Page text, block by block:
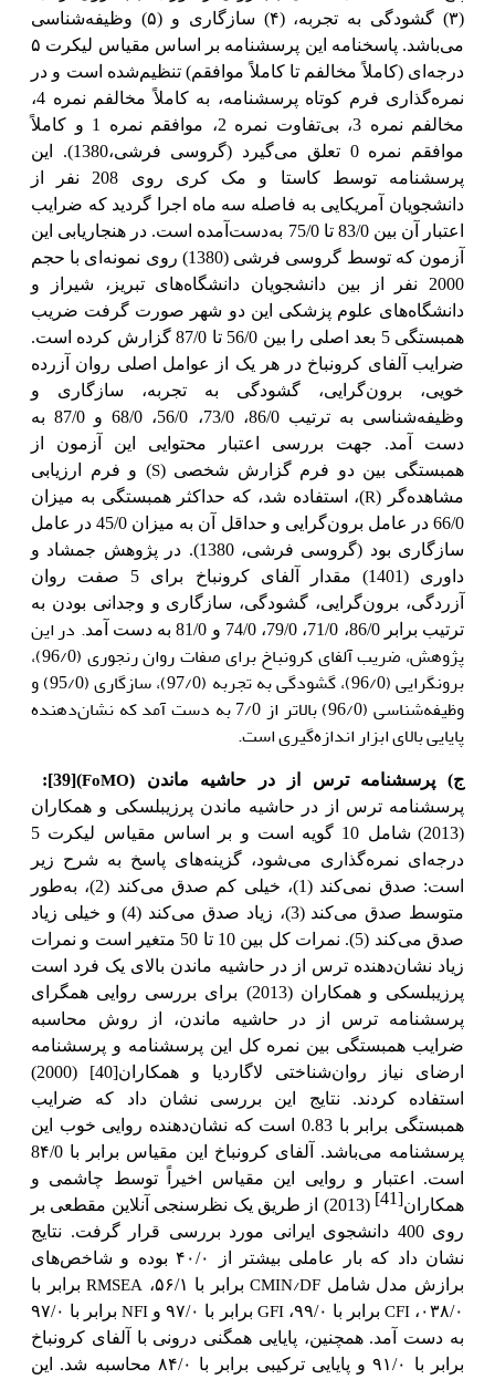
(۳) گشودگی به تجربه، (۴) سازگاری و (۵) وظیفه‌شناسی
می‌باشد. پاسخنامه
این پرسشنامه بر اساس مقیاس لیکرت ۵
درجه‌ای (کاملاً مخالفم تا کاملاً موافقم) تنظیم‌شده است و در
نمره‌گذاری فرم کوتاه
پرسشنامه، به کاملاً مخالفم نمره 4،
مخالفم نمره 3، بی‌تفاوت نمره 2، موافقم نمره 1 و کاملاً
موافقم نمره 0 تعلق می‌گیرد (گروسی فرشی،‌1380). این
پرسشنامه توسط کاستا و مک کری روی 208 نفر از
دانشجویان آمریکایی به فاصله سه ماه اجرا گردید که ضرایب
اعتبار آن بین 83/0 تا 75/0 به‌دست‌آمده است.
در هنجاریابی این
آزمون که توسط گروسی فرشی (1380)‌ روی نمونه‌ای با حجم
2000 نفر از بین دانشجویان دانشگاه‌های تبریز، شیراز و
دانشگاه‌های علوم پزشکی این دو شهر صورت گرفت ضریب
همبستگی 5 بعد اصلی را بین 56/0 تا 87/0 گزارش کرده است.
ضرایب آلفای کرونباخ در هر یک از عوامل اصلی روان آزرده
خویی، برون‌گرایی، گشودگی به تجربه، سازگاری و
وظیفه‌شناسی به ترتیب 86/0، 73/0، 56/0، 68/0 و 87/0 به
دست آمد. جهت بررسی اعتبار محتوایی این آزمون از
همبستگی بین دو فرم گزارش شخصی (S) و فرم ارزیابی
مشاهده‌گر (R)، استفاده شد، که حداکثر همبستگی به میزان
66/0 در عامل برون‌گرایی و حداقل آن به میزان 45/0 در عامل
سازگاری بود (گروسی فرشی، 1380). در پژوهش جمشاد و
داوری (1401) مقدار آلفای کرونباخ برای 5 صفت روان
آزردگی، برون‌گرایی، گشودگی، سازگاری و وجدانی بودن به
ترتیب برابر 86/0، 71/0، 79/0، 74/0 و 81/0 به دست آمد
. در این
پژوهش، ضریب آلفای کرونباخ برای صفات روان رنجوری (96/0)،
برونگرایی (96/0)، گشودگی به تجربه (97/0)، سازگاری (95/0) و
وظیفه‌شناسی (96/0) بالاتر از 7/0 به دست آمد که نشان‌دهنده
پایایی بالای ابزار اندازه‌گیری است.
ج) پرسشنامه ترس از در حاشیه ماندن (FoMO
)
[39]
:
پرسشنامه ترس از در حاشیه ماندن پرزیبلسکی و همکاران
(2013)
شامل 10 گویه است و بر اساس مقیاس لیکرت 5
درجه‌ای نمره‌گذاری می‌شود، گزینه‌های پاسخ به شرح زیر
است: صدق نمی‌کند (1)، خیلی کم صدق می‌کند (2)، به‌طور
متوسط صدق می‌کند (3)، زیاد صدق می‌کند (4) و خیلی زیاد
صدق می‌کند (5). نمرات کل بین 10 تا 50 متغیر است و نمرات
زیاد نشان‌دهنده ترس از در حاشیه ماندن بالای یک فرد است
پرزیبلسکی و همکاران (2013) برای بررسی روایی همگرای
پرسشنامه ترس از در حاشیه ماندن، از روش محاسبه
ضرایب همبستگی بین نمره کل این پرسشنامه و پرسشنامه
ارضای نیاز روان‌شناختی لاگاردیا و همکاران[40]
(2000)
استفاده کردند. نتایج این بررسی نشان داد که ضرایب
همبستگی برابر با 0.83 است که نشان‌دهنده روایی خوب این
پرسشنامه می‌باشد. آلفای کرونباخ این مقیاس برابر با 8۴/0
است. اعتبار و روایی این مقیاس اخیراً توسط چاشمی و
همکاران[41]
(2013) از طریق یک نظرسنجی آنلاین مقطعی بر
روی 400 دانشجوی ایرانی مورد بررسی قرار گرفت. نتایج
نشان داد که بار عاملی بیشتر از ۴۰/۰ بوده و شاخص‌های
برازش مدل شامل CMIN/DFبرابر با ۵۶/۱، RMSEA برابر با
۰۳۸/۰،
CFI برابر با ۹۹/۰، GFI برابر با ۹۷/۰ و NFI
برابر با ۹۷/۰
به دست آمد. همچنین، پایایی همگنی درونی با آلفای کرونباخ
برابر با ۹۱/۰ و پایایی ترکیبی برابر با ۸۴/۰ محاسبه شد. این